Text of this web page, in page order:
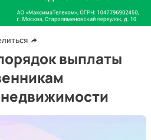
выплаты